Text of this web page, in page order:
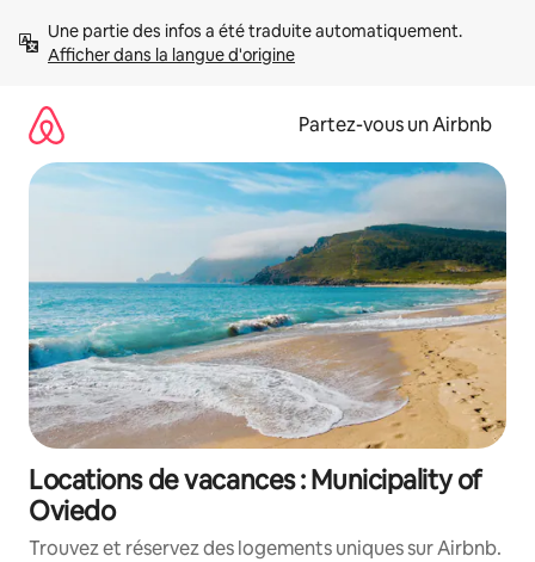
directement
Afficher dans la langue d'origine
Partez-vous un Airbnb
Locations de vacances : Municipality of
Oviedo
Trouvez et réservez des logements uniques sur Airbnb.